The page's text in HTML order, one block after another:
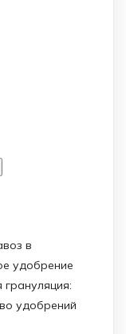
в
удобрение
грануляция:
удобрений